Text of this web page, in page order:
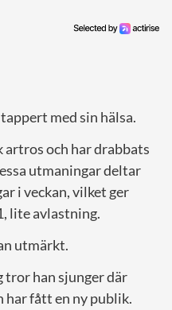
med sin hälsa.
och har drabbats
utmaningar deltar
i veckan, vilket ger
lite avlastning.
utmärkt.
tror han sjunger där
har fått en ny publik.